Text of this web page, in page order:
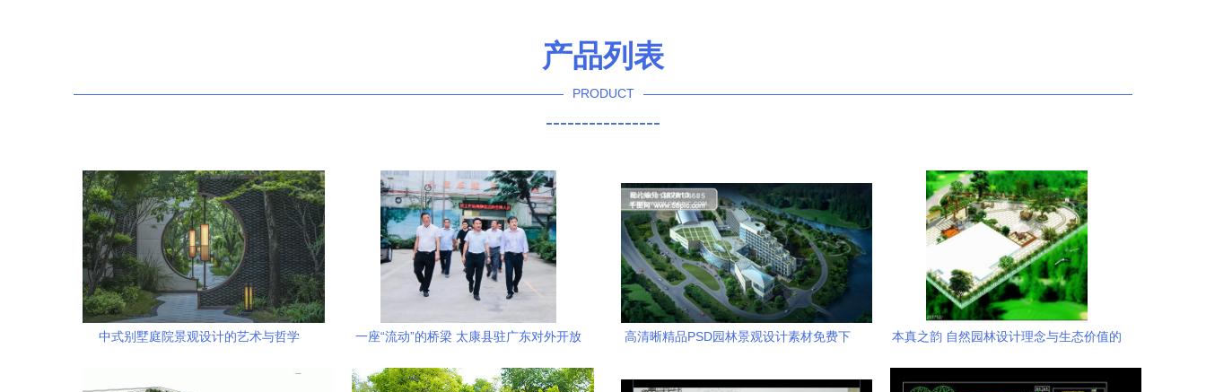
产品列表
PRODUCT
----------------
中式别墅庭院景观设计的艺术与哲学
一座“流动”的桥梁 太康县驻广东对外开放
高清晰精品PSD园林景观设计素材免费下
本真之韵 自然园林设计理念与生态价值的